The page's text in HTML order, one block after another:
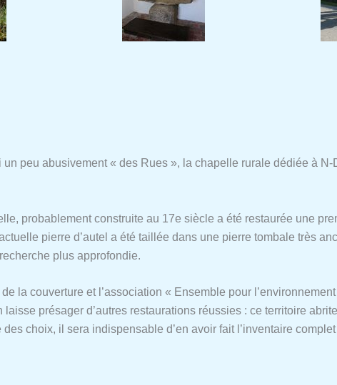
peu abusivement « des Rues », la chapelle rurale dédiée à
probablement construite au 17e siècle a été restaurée une
pierre d’autel a été taillée dans une pierre tombale très
plus approfondie.
la couverture et l’association « Ensemble pour
présager d’autres restaurations réussies : ce territoire
choix, il sera indispensable d’en avoir fait l’inventaire